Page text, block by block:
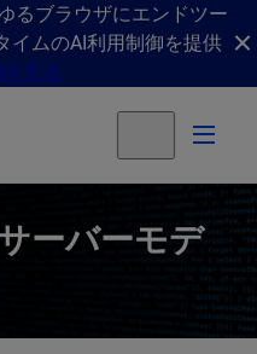
るブラウザにエンドツー
イムのAI利用制御を提供
見る
ーバーモデ